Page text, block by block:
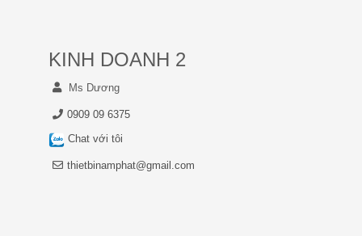
KINH DOANH 2
Ms Dương
0909 09 6375
Chat với tôi
thietbinamphat@gmail.com